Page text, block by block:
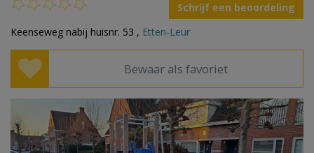
Schrijf een beoordeling
Keenseweg nabij huisnr. 53 , Etten-Leur
Bewaar als favoriet